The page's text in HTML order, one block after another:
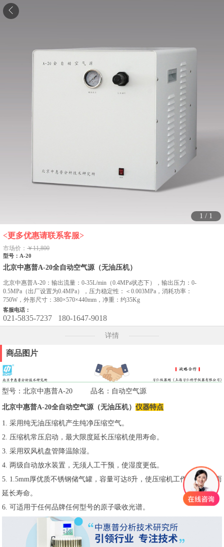
1 / 1
<更多优惠请联系客服>
市场价： ￥11,800
型号：A-20
北京中惠普A-20全自动空气源（无油压机）
北京中惠普A-20：输出流量：0-35L/min（0.4MPa状态下），输出压力：0-
0.5MPa（出厂设置为0.4MPa），压力稳定性：＜0.003MPa，消耗功率：
750W，外形尺寸：380×570×440mm，净重：约35Kg
客服电话：
021-5835-7237 180-1647-9018
详情
商品图片
型号：北京中惠普A-20 品名：自动空气源
北京中惠普A-20全自动空气源（无油压机） 仪器特点
1. 采用纯无油压缩机产生纯净压缩空气。
2. 压缩机常压启动，最大限度延长压缩机使用寿命。
3. 采用双风机盘管降温除湿。
4. 两级自动放水装置，无须人工干预，使湿度更低。
5. 1.5mm厚优质不锈钢储气罐，容量可达8升，使压缩机工作时间更短而
延长寿命。
6. 可适用于任何品牌任何型号的原子吸收光谱。